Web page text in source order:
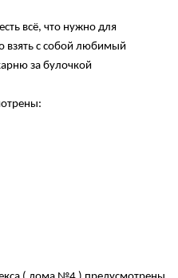
всё, что нужно для
с собой любимый
за булочкой